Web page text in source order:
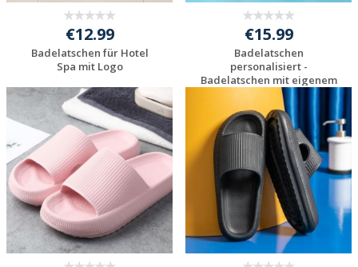
€12.99
Badelatschen für Hotel
Spa mit Logo
Individuelles
Angebot anfordern
€15.99
Badelatschen
personalisiert -
Badelatschen mit eigenem
Individuelles
Angebot anfordern